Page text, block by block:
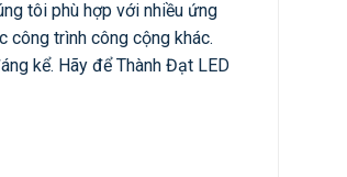
tôi phù hợp với nhiều ứng
công trình công cộng khác.
kể. Hãy để Thành Đạt LED